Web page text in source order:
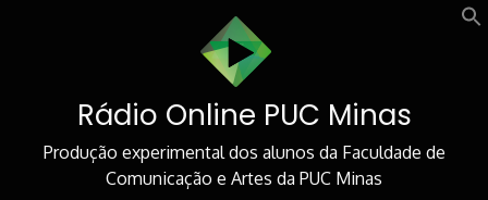
Rádio Online PUC Minas
Produção experimental dos alunos da Faculdade de
Comunicação e Artes da PUC Minas